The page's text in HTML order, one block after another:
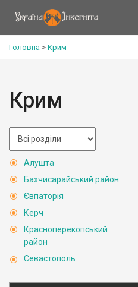
Головна > Крим
Крим
Алушта
Бахчисарайський район
Євпаторія
Керч
Красноперекопський
район
Севастополь